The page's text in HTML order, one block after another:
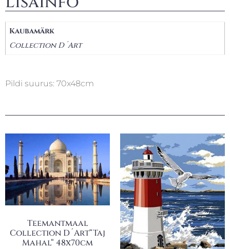
Kaubamärk
Collection D´Art
Pildi suurus: 70x48cm
Teemantmaal
Collection D´Art“Taj
Mahal“ 48x70cm